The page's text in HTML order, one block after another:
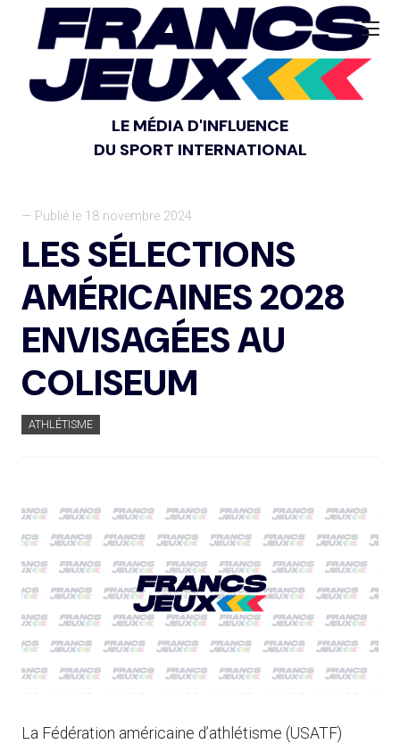
LE MÉDIA D'INFLUENCE
DU SPORT INTERNATIONAL
— Publié le 18 novembre 2024
LES SÉLECTIONS
AMÉRICAINES 2028
ENVISAGÉES AU
COLISEUM
ATHLÉTISME
La Fédération américaine d’athlétisme (USATF)